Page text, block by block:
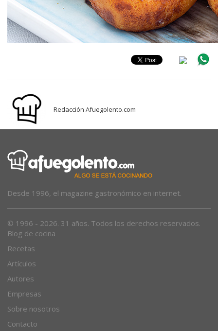
Redacción Afuegolento.com
Desde 1996, el magazine gastronómico en internet.
© 1996 - 2026. 31 años. Todos los derechos reservados.
Blog de cocina
Recetas
Artículos
Autores
Empresas
Sobre nosotros
Contacto